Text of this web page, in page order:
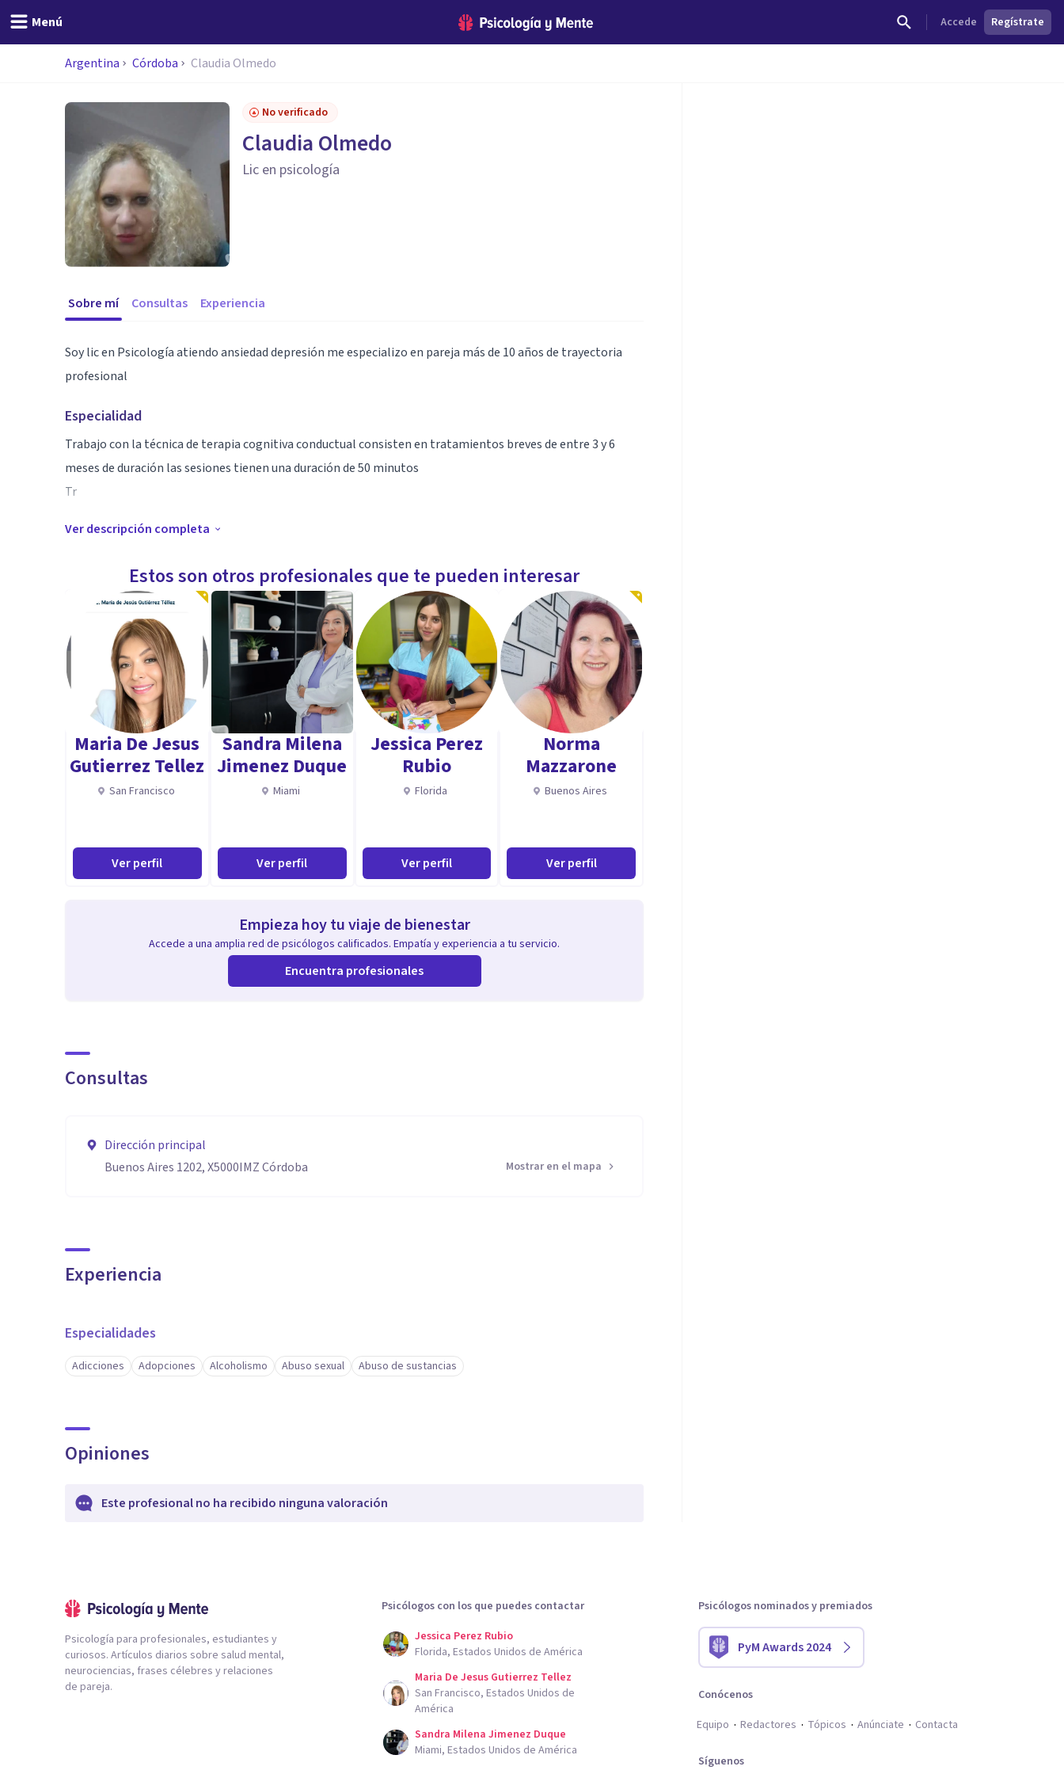
Menú Accede Regístrate
Argentina Córdoba Claudia Olmedo
No verificado
Claudia Olmedo
Lic en psicología
Sobre mí Consultas Experiencia
Soy lic en Psicología atiendo ansiedad depresión me especializo en pareja más de 10 años de trayectoria
profesional
Especialidad
Trabajo con la técnica de terapia cognitiva conductual consisten en tratamientos breves de entre 3 y 6
meses de duración las sesiones tienen una duración de 50 minutos
Tr
Aptitudes
Ver descripción completa
Estos son otros profesionales que te pueden interesar
Maria De Jesus
Gutierrez Tellez
San Francisco
Ver perfil
Sandra Milena
Jimenez Duque
Miami
Ver perfil
Jessica Perez
Rubio
Florida
Ver perfil
Norma
Mazzarone
Buenos Aires
Ver perfil
Empieza hoy tu viaje de bienestar
Accede a una amplia red de psicólogos calificados. Empatía y experiencia a tu servicio.
Encuentra profesionales
Consultas
Dirección principal
Buenos Aires 1202, X5000IMZ Córdoba
Mostrar en el mapa
Experiencia
Especialidades
Adicciones Adopciones Alcoholismo Abuso sexual Abuso de sustancias
Opiniones
Este profesional no ha recibido ninguna valoración
Psicología para profesionales, estudiantes y
curiosos. Artículos diarios sobre salud mental,
neurociencias, frases célebres y relaciones
de pareja.
Psicólogos con los que puedes contactar
Jessica Perez Rubio
Florida, Estados Unidos de América
Maria De Jesus Gutierrez Tellez
San Francisco, Estados Unidos de
América
Sandra Milena Jimenez Duque
Miami, Estados Unidos de América
Psicólogos nominados y premiados
PyM Awards 2024
Conócenos
Equipo
Redactores Tópicos Anúnciate Contacta
Síguenos